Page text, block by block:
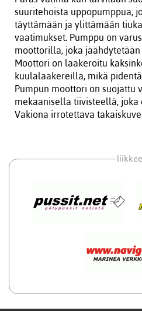
suuritehoista uppopumppua,
täyttämään ja ylittämään
vaatimukset. Pumppu on
moottorilla, joka
Moottori on laakeroitu
kuulalaakereilla, mikä
Pumpun moottori on suojattu
mekaanisella tiivisteellä, joka
Vakiona irrotettava